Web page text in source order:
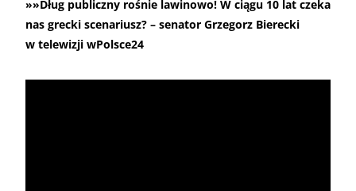
»»Dług publiczny rośnie lawinowo! W ciągu 10 lat czeka
nas grecki scenariusz? – senator Grzegorz Bierecki
w telewizji wPolsce24